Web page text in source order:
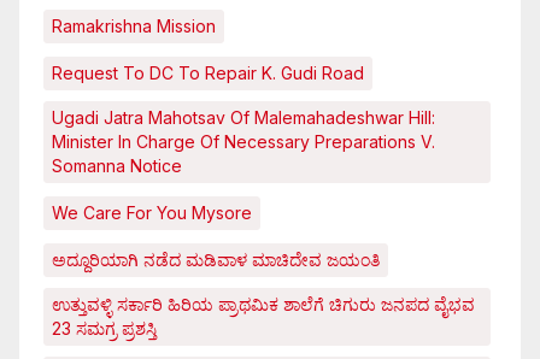
Ramakrishna Mission
Request To DC To Repair K. Gudi Road
Ugadi Jatra Mahotsav Of Malemahadeshwar Hill:
Minister In Charge Of Necessary Preparations V.
Somanna Notice
We Care For You Mysore
ಅದ್ದೂರಿಯಾಗಿ ನಡೆದ ಮಡಿವಾಳ ಮಾಚಿದೇವ ಜಯಂತಿ
ಉತ್ತುವಳ್ಳಿ ಸರ್ಕಾರಿ ಹಿರಿಯ ಪ್ರಾಥಮಿಕ ಶಾಲೆಗೆ ಚಿಗುರು ಜನಪದ ವೈಭವ
23 ಸಮಗ್ರ ಪ್ರಶಸ್ತಿ